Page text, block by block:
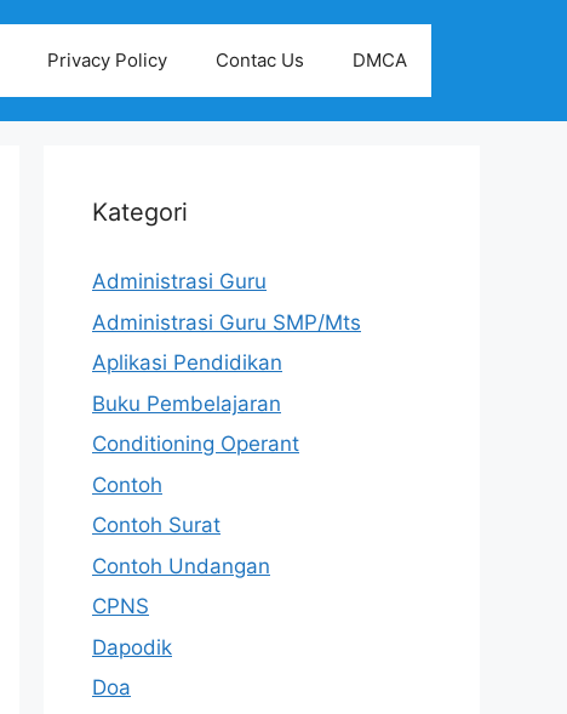
Privacy Policy Contac Us DMCA
Kategori
Administrasi Guru
Administrasi Guru SMP/Mts
Aplikasi Pendidikan
Buku Pembelajaran
Conditioning Operant
Contoh
Contoh Surat
Contoh Undangan
CPNS
Dapodik
Doa